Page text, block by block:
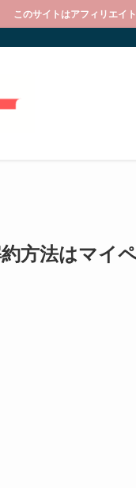
このサイトはアフィリエイ
方法はマイ